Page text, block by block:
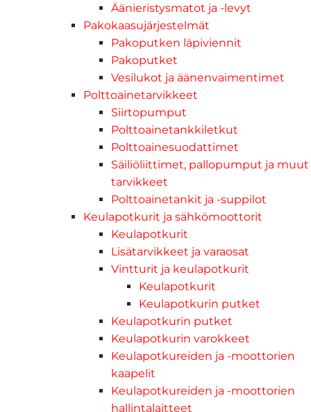
Äänieristysmatot ja -levyt
Pakokaasujärjestelmät
Pakoputken läpiviennit
Pakoputket
Vesilukot ja äänenvaimentimet
Polttoainetarvikkeet
Siirtopumput
Polttoainetankkiletkut
Polttoainesuodattimet
Säiliöliittimet, pallopumput ja muut
tarvikkeet
Polttoainetankit ja -suppilot
Keulapotkurit ja sähkömoottorit
Keulapotkurit
Lisätarvikkeet ja varaosat
Vintturit ja keulapotkurit
Keulapotkurit
Keulapotkurin putket
Keulapotkurin putket
Keulapotkurin varokkeet
Keulapotkureiden ja -moottorien
kaapelit
Keulapotkureiden ja -moottorien
hallintalaitteet